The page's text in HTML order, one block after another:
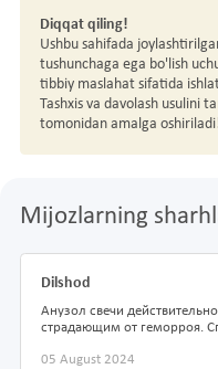
Diqqat qiling!
Ushbu sahifada
tushunchaga ega bo'lish
tibbiy maslahat sifatida
Tashxis va davolash usulini
tomonidan amalga
Mijozlarning
Dilshod
Анузол свечи
страдающим от геморроя.
05 August 2024